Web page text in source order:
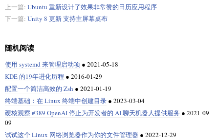
上一篇: Ubuntu 重新设计了效果非常赞的日历应用程序
下一篇: Unity 8 更新 支持主屏幕桌布
随机阅读
使用 systemd 来管理启动项 ● 2021-05-18
KDE 的19年进化历程 ● 2016-01-29
配置一个简洁高效的 Zsh ● 2021-01-19
终端基础：在 Linux 终端中创建目录 ● 2023-03-04
硬核观察 #389 OpenAI 停止为开发者的 AI 聊天机器人提供服务 ● 2021-09-
09
试试这个 Linux 网络浏览器作为你的文件管理器 ● 2022-12-29